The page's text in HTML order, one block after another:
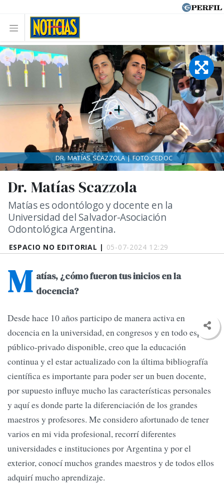
ESPACIO NO EDITORIAL | 05-07-2024 12:29
Dr. Matías Scazzola
Matías es odontólogo y docente en la
Universidad del Salvador-Asociación
Odontológica Argentina.
DR. MATÍAS SCAZZOLA | FOTO:CEDOC
M atías, ¿cómo fueron tus inicios en la
docencia?
Desde hace 10 años participo de manera activa en
docencia en la universidad, en congresos y en todo espacio
público-privado disponible, creo que la educación
continua y el estar actualizado con la última bibliografía
científica es importante para poder ser un buen docente,
por supuesto influye mucho las características personales
y aquí es donde parte la diferenciación de los grandes
maestros y profesores. Me considero afortunado de tener
varios en mi vida profesional, recorrí diferentes
universidades e instituciones por Argentina y por el
exterior, conocí muchos grandes maestros y de todos ellos
adquirí mucho aprendizaje.